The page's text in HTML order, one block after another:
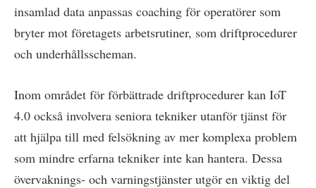
insamlad data anpassas coaching för operatörer som
bryter mot företagets arbetsrutiner, som driftprocedurer
och underhållsscheman.
Inom området för förbättrade driftprocedurer kan IoT
4.0 också involvera seniora tekniker utanför tjänst för
att hjälpa till med felsökning av mer komplexa problem
som mindre erfarna tekniker inte kan hantera. Dessa
övervaknings- och varningstjänster utgör en viktig del